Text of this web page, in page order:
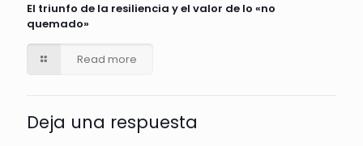
El triunfo de la resiliencia y el valor de lo «no
quemado»
Read more
Deja una respuesta